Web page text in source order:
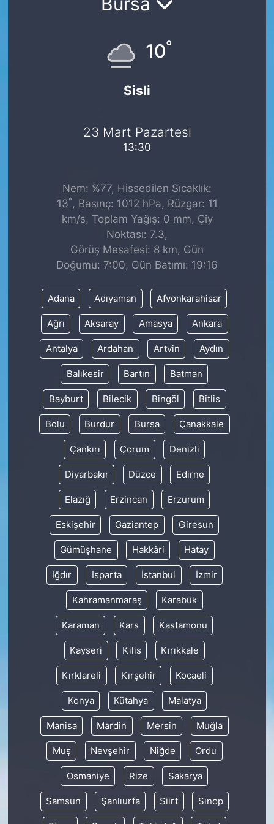
10°
Sisli
23 Mart Pazartesi
13:30
Nem: %77, Hissedilen Sıcaklık:
13°, Basınç: 1012 hPa, Rüzgar: 11
km/s, Toplam Yağış: 0 mm, Çiy
Noktası: 7.3,
Görüş Mesafesi: 8 km, Gün
Doğumu: 7:00, Gün Batımı: 19:16
Adana Adıyaman Afyonkarahisar
Ağrı Aksaray Amasya Ankara
Antalya Ardahan Artvin Aydın
Balıkesir Bartın Batman
Bayburt Bilecik Bingöl Bitlis
Bolu Burdur Bursa Çanakkale
Çankırı Çorum Denizli
Diyarbakır Düzce Edirne
Elazığ Erzincan Erzurum
Eskişehir Gaziantep Giresun
Gümüşhane Hakkâri Hatay
Iğdır Isparta İstanbul İzmir
Kahramanmaraş Karabük
Karaman Kars Kastamonu
Kayseri Kilis Kırıkkale
Kırklareli Kırşehir Kocaeli
Konya Kütahya Malatya
Manisa Mardin Mersin Muğla
Muş Nevşehir Niğde Ordu
Osmaniye Rize Sakarya
Samsun Şanlıurfa Siirt Sinop